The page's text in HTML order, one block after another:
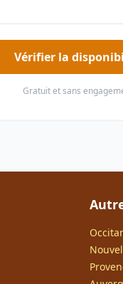
Vérifier la
Gratuit et sans